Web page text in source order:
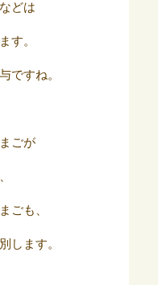
どは
す。
ですね。
ごが
ごも、
します。